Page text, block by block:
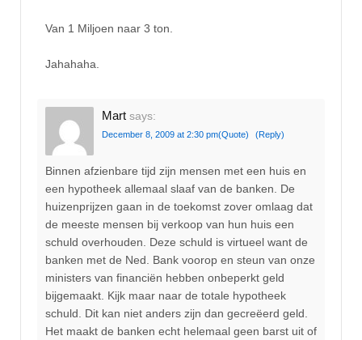
Van 1 Miljoen naar 3 ton.
Jahahaha.
Mart says:
December 8, 2009 at 2:30 pm(Quote) (Reply)
Binnen afzienbare tijd zijn mensen met een huis en
een hypotheek allemaal slaaf van de banken. De
huizenprijzen gaan in de toekomst zover omlaag dat
de meeste mensen bij verkoop van hun huis een
schuld overhouden. Deze schuld is virtueel want de
banken met de Ned. Bank voorop en steun van onze
ministers van financiën hebben onbeperkt geld
bijgemaakt. Kijk maar naar de totale hypotheek
schuld. Dit kan niet anders zijn dan gecreëerd geld.
Het maakt de banken echt helemaal geen barst uit of